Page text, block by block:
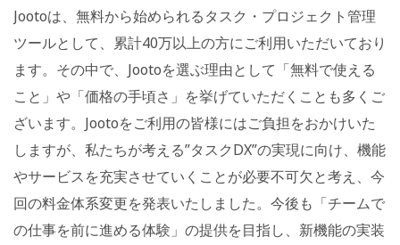
Jootoは、無料から始められるタスク・プロジェクト管理
ツールとして、累計40万以上の方にご利用いただいており
ます。その中で、Jootoを選ぶ理由として「無料で使える
こと」や「価格の手頃さ」を挙げていただくことも多くご
ざいます。Jootoをご利用の皆様にはご負担をおかけいた
しますが、私たちが考える”タスクDX”の実現に向け、機能
やサービスを充実させていくことが必要不可欠と考え、今
回の料金体系変更を発表いたしました。今後も「チームで
の仕事を前に進める体験」の提供を目指し、新機能の実装